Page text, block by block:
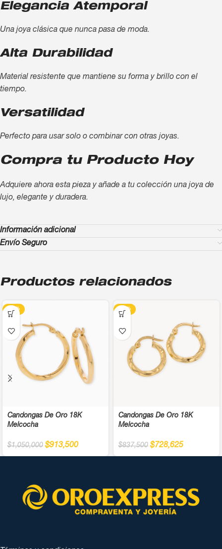
Elegancia Atemporal
Una joya clásica que nunca pasa de moda.
Alta Durabilidad
Material resistente que mantiene su forma y brillo con el
tiempo.
Versatilidad
Perfecto para usar solo o combinar con otras joyas.
Compra tu Producto Hoy
Adquiere ahora esta pieza y añade a tu colección una joya de
lujo, elegante y duradera.
Información adicional
Envío Seguro
Productos relacionados
-13%
Candongas De Oro 18K
Melcocha
$1,050,000 $913,500
-13%
Candongas De Oro 18K
Melcocha
$837,500 $728,625